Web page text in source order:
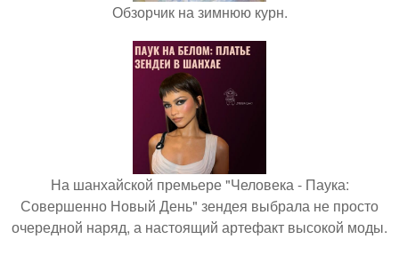
Обзорчик на зимнюю курн.
На шанхайской премьере "Человека - Паука:
Совершенно Новый День" зендея выбрала не просто
очередной наряд, а настоящий артефакт высокой моды.